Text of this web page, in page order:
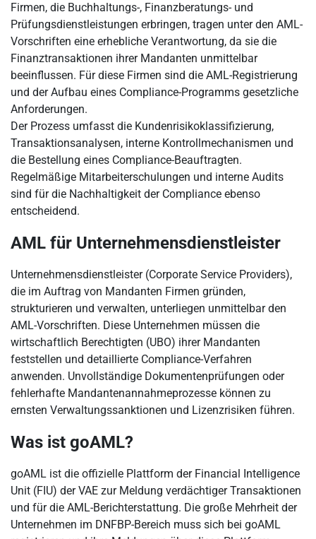
Firmen, die Buchhaltungs-, Finanzberatungs- und
Prüfungsdienstleistungen erbringen, tragen unter den AML-
Vorschriften eine erhebliche Verantwortung, da sie die
Finanztransaktionen ihrer Mandanten unmittelbar
beeinflussen. Für diese Firmen sind die AML-Registrierung
und der Aufbau eines Compliance-Programms gesetzliche
Anforderungen.
Der Prozess umfasst die Kundenrisikoklassifizierung,
Transaktionsanalysen, interne Kontrollmechanismen und
die Bestellung eines Compliance-Beauftragten.
Regelmäßige Mitarbeiterschulungen und interne Audits
sind für die Nachhaltigkeit der Compliance ebenso
entscheidend.
AML für Unternehmensdienstleister
Unternehmensdienstleister (Corporate Service Providers),
die im Auftrag von Mandanten Firmen gründen,
strukturieren und verwalten, unterliegen unmittelbar den
AML-Vorschriften. Diese Unternehmen müssen die
wirtschaftlich Berechtigten (UBO) ihrer Mandanten
feststellen und detaillierte Compliance-Verfahren
anwenden. Unvollständige Dokumentenprüfungen oder
fehlerhafte Mandantenannahmeprozesse können zu
ernsten Verwaltungssanktionen und Lizenzrisiken führen.
Was ist goAML?
goAML ist die offizielle Plattform der Financial Intelligence
Unit (FIU) der VAE zur Meldung verdächtiger Transaktionen
und für die AML-Berichterstattung. Die große Mehrheit der
Unternehmen im DNFBP-Bereich muss sich bei goAML